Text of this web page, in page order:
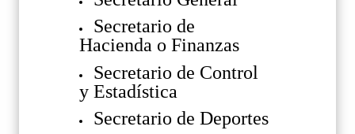
Secretario de
Hacienda o Finanzas
Secretario de Control
y Estadística
Secretario de Deportes